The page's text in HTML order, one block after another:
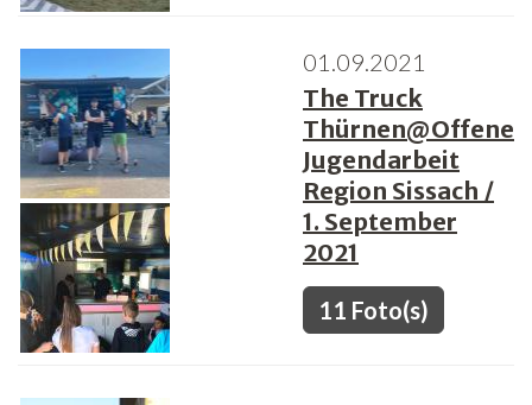
01.09.2021
The Truck
Thürnen@Offene
Jugendarbeit
Region Sissach /
1. September
2021
11 Foto(s)